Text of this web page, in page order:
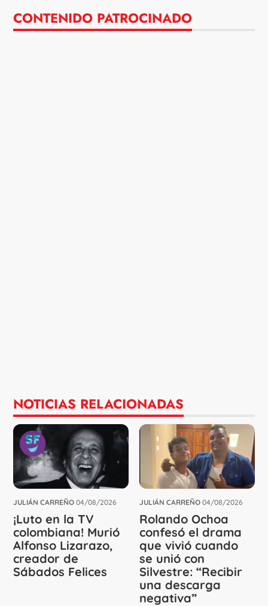
CONTENIDO PATROCINADO
NOTICIAS RELACIONADAS
JULIÁN CARREÑO 04/08/2026
¡Luto en la TV
colombiana! Murió
Alfonso Lizarazo,
creador de
Sábados Felices
JULIÁN CARREÑO 04/08/2026
Rolando Ochoa
confesó el drama
que vivió cuando
se unió con
Silvestre: “Recibir
una descarga
negativa”